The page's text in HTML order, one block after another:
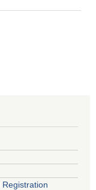
Registration